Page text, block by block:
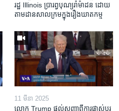
រដ្ឋ Illinois ​ប្រារព្វបុណ្យរ៉ាម៉ាដន ​ដោយ​
តាម​ដាន​​សាលក្រមក្នុងរឿងឃាតកម្ម
11 មីនា 2025
លោក Trump ផ្តល់សញ្ញាពីការផ្លាស់ប្តូរ